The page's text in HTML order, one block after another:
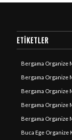
ETIKETLER
Bergama Organize
Bergama Organize
Bergama Organize
Bergama Organize
Bergama Organize
Buca Ege Organize